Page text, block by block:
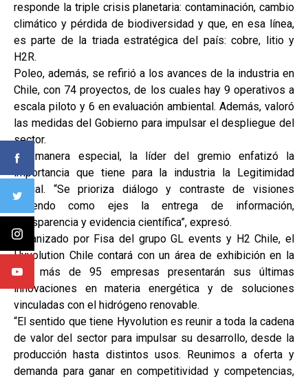
responde la triple crisis planetaria: contaminación, cambio
climático y pérdida de biodiversidad y que, en esa línea,
es parte de la triada estratégica del país: cobre, litio y
H2R.
Poleo, además, se refirió a los avances de la industria en
Chile, con 74 proyectos, de los cuales hay 9 operativos a
escala piloto y 6 en evaluación ambiental. Además, valoró
las medidas del Gobierno para impulsar el despliegue del
sector.
De manera especial, la líder del gremio enfatizó la
importancia que tiene para la industria la Legitimidad
Social. “Se prioriza diálogo y contraste de visiones
teniendo como ejes la entrega de información,
transparencia y evidencia científica”, expresó.
Organizado por Fisa del grupo GL events y H2 Chile, el
Hyvolution Chile contará con un área de exhibición en la
que más de 95 empresas presentarán sus últimas
innovaciones en materia energética y de soluciones
vinculadas con el hidrógeno renovable.
“El sentido que tiene Hyvolution es reunir a toda la cadena
de valor del sector para impulsar su desarrollo, desde la
producción hasta distintos usos. Reunimos a oferta y
demanda para ganar en competitividad y competencias,